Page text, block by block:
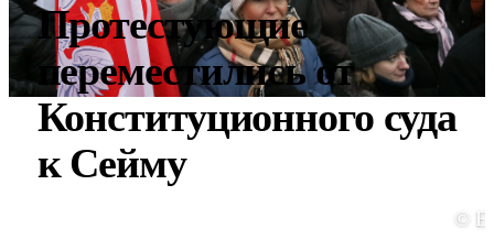
Протестующие
переместились от
Конституционного суда
к Сейму
©